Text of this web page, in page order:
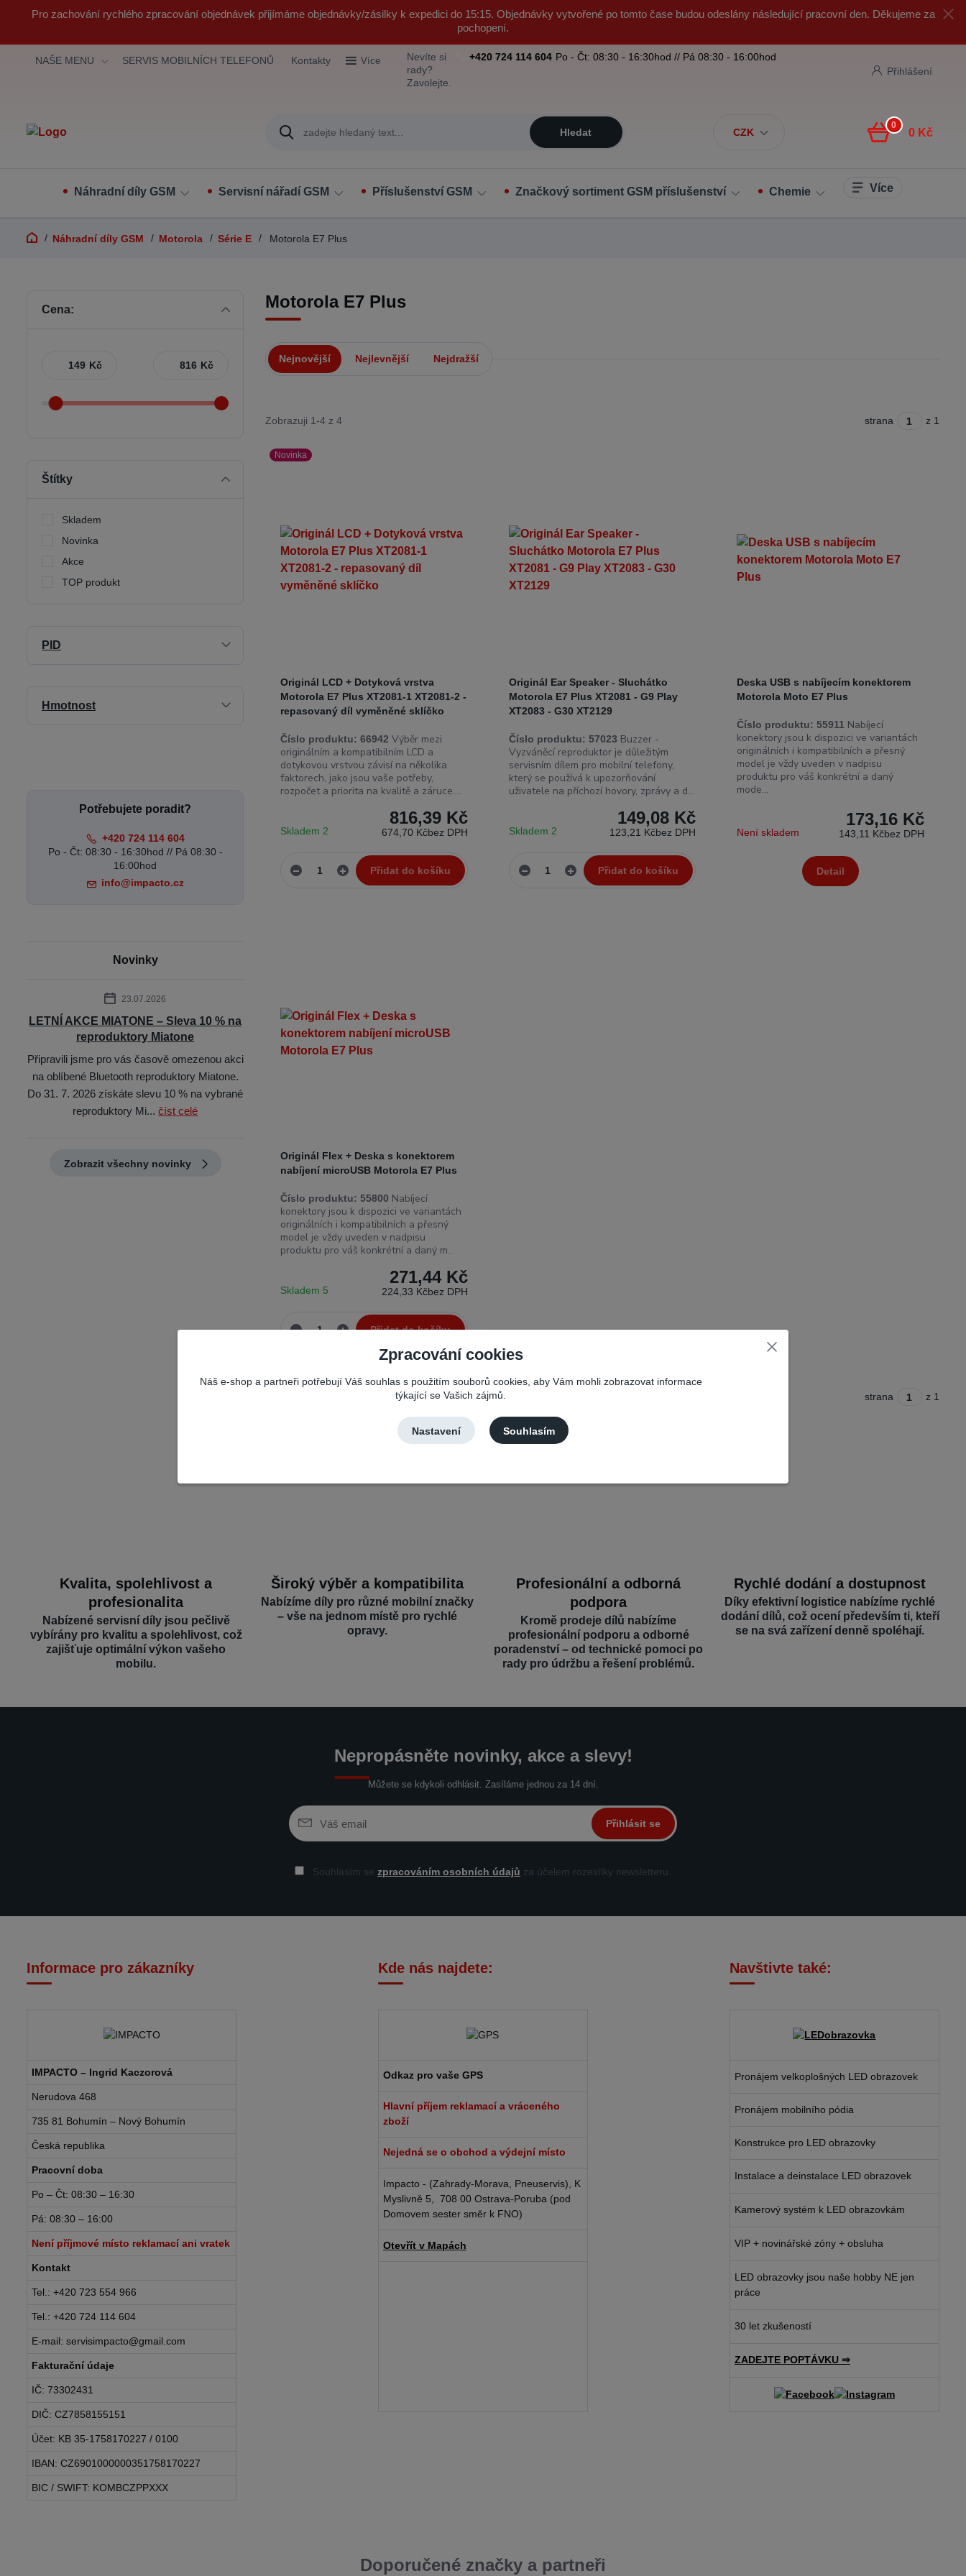
Pro zachování rychlého zpracování objednávek přijímáme objednávky/zásilky k expedici do 15:15. Objednávky vytvořené po tomto čase budou odeslány následující pracovní den. Děkujeme za
pochopení.
NAŠE MENU SERVIS MOBILNÍCH TELEFONŮ Kontakty Více
CZK
Přihlášení
Hledat
Nevíte si
rady?
Zavolejte.
+420 724 114 604 Po - Čt: 08:30 - 16:30hod // Pá 08:30 - 16:00hod
0
0 Kč
Náhradní díly GSM Servisní nářadí GSM Příslušenství GSM Značkový sortiment GSM příslušenství Chemie Více
Náhradní díly GSM Motorola Série E Motorola E7 Plus
Motorola E7 Plus
Nejnovější Nejlevnější Nejdražší
Zobrazuji 1-4 z 4 strana z 1
Novinka
Originál LCD + Dotyková vrstva
Motorola E7 Plus XT2081-1 XT2081-2 -
repasovaný díl vyměněné sklíčko
Číslo produktu: 66942 Výběr mezi
originálním a kompatibilním LCD a
dotykovou vrstvou závisí na několika
faktorech, jako jsou vaše potřeby,
rozpočet a priorita na kvalitě a záruce....
816,39 Kč
674,70 Kčbez DPH
Skladem 2
Přidat do košíku
Originál Ear Speaker - Sluchátko
Motorola E7 Plus XT2081 - G9 Play
XT2083 - G30 XT2129
Číslo produktu: 57023 Buzzer -
Vyzváněcí reproduktor je důležitým
servisním dílem pro mobilní telefony,
který se používá k upozorňování
uživatele na příchozí hovory, zprávy a d...
149,08 Kč
123,21 Kčbez DPH
Skladem 2
Přidat do košíku
Deska USB s nabíjecím konektorem
Motorola Moto E7 Plus
Číslo produktu: 55911 Nabíjecí
konektory jsou k dispozici ve variantách
originálních i kompatibilních a přesný
model je vždy uveden v nadpisu
produktu pro váš konkrétní a daný
mode...
173,16 Kč
143,11 Kčbez DPH
Není skladem
Detail
Originál Flex + Deska s konektorem
nabíjení microUSB Motorola E7 Plus
Číslo produktu: 55800 Nabíjecí
konektory jsou k dispozici ve variantách
originálních i kompatibilních a přesný
model je vždy uveden v nadpisu
produktu pro váš konkrétní a daný m...
271,44 Kč
224,33 Kčbez DPH
Skladem 5
Přidat do košíku
strana z 1
Cena:
Kč Kč
Štítky
Skladem
Novinka
Akce
TOP produkt
PID
Hmotnost
Potřebujete poradit?
+420 724 114 604
Po - Čt: 08:30 - 16:30hod // Pá 08:30 -
16:00hod
info@impacto.cz
Novinky
23.07.2026
LETNÍ AKCE MIATONE – Sleva 10 % na
reproduktory Miatone
Připravili jsme pro vás časově omezenou akci
na oblíbené Bluetooth reproduktory Miatone.
Do 31. 7. 2026 získáte slevu 10 % na vybrané
reproduktory Mi...číst celé
Zobrazit všechny novinky
Kvalita, spolehlivost a
profesionalita
Nabízené servisní díly jsou pečlivě
vybírány pro kvalitu a spolehlivost, což
zajišťuje optimální výkon vašeho
mobilu.
Široký výběr a kompatibilita
Nabízíme díly pro různé mobilní značky
– vše na jednom místě pro rychlé
opravy.
Profesionální a odborná
podpora
Kromě prodeje dílů nabízíme
profesionální podporu a odborné
poradenství – od technické pomoci po
rady pro údržbu a řešení problémů.
Rychlé dodání a dostupnost
Díky efektivní logistice nabízíme rychlé
dodání dílů, což ocení především ti, kteří
se na svá zařízení denně spoléhají.
Nepropásněte novinky, akce a slevy!
Můžete se kdykoli odhlásit. Zasíláme jednou za 14 dní.
Přihlásit se
Souhlasím se zpracováním osobních údajů za účelem rozesílky newsletteru.
Informace pro zákazníky
IMPACTO – Ingrid Kaczorová
Nerudova 468
735 81 Bohumín – Nový Bohumín
Česká republika
Pracovní doba
Po – Čt: 08:30 – 16:30
Pá: 08:30 – 16:00
Není příjmové místo reklamací ani vratek
Kontakt
Tel.: +420 723 554 966
Tel.: +420 724 114 604
E-mail: servisimpacto@gmail.com
Fakturační údaje
IČ: 73302431
DIČ: CZ7858155151
Účet: KB 35-1758170227 / 0100
IBAN: CZ6901000000351758170227
BIC / SWIFT: KOMBCZPPXXX
Kde nás najdete:
Odkaz pro vaše GPS
Hlavní příjem reklamací a vráceného
zboží
Nejedná se o obchod a výdejní místo
Impacto - (Zahrady-Morava, Pneuservis), K
Myslivně 5, 708 00 Ostrava-Poruba (pod
Domovem sester směr k FNO)
Otevřít v Mapách
Navštivte také:
Pronájem velkoplošných LED obrazovek
Pronájem mobilního pódia
Konstrukce pro LED obrazovky
Instalace a deinstalace LED obrazovek
Kamerový systém k LED obrazovkám
VIP + novinářské zóny + obsluha
LED obrazovky jsou naše hobby NE jen
práce
30 let zkušeností
ZADEJTE POPTÁVKU ⇒
Doporučené značky a partneři
Zpracování cookies
Náš e-shop a partneři potřebují Váš souhlas s použitím souborů cookies, aby Vám mohli zobrazovat informace
týkající se Vašich zájmů.
Nastavení Souhlasím